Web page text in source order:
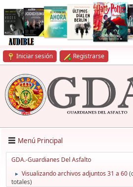
Iniciar sesión Registrarse
Menú Principal
GDA.-Guardianes Del Asfalto
► Visualizando archivos adjuntos 31 a 60
totales)